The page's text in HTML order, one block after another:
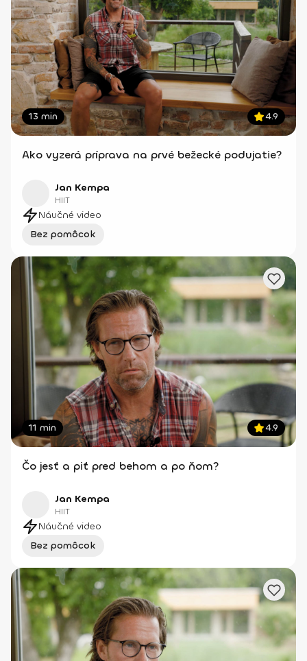
13 min 4.9
Ako vyzerá príprava na prvé bežecké podujatie?
Jan Kempa
HIIT
Náučné video
Bez pomôcok
11 min 4.9
Čo jesť a piť pred behom a po ňom?
Jan Kempa
HIIT
Náučné video
Bez pomôcok